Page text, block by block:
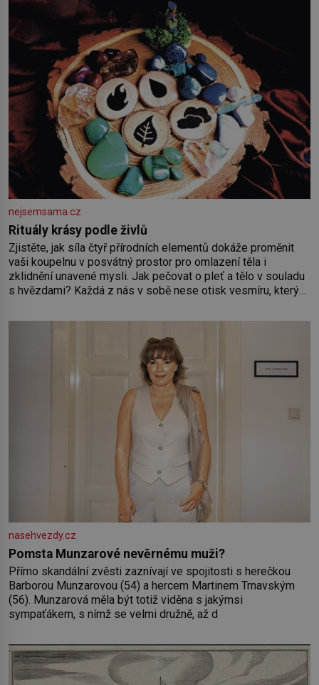
nejsemsama.cz
Rituály krásy podle živlů
Zjistěte, jak síla čtyř přírodních elementů dokáže proměnit
vaši koupelnu v posvátný prostor pro omlazení těla i
zklidnění unavené mysli. Jak pečovat o pleť a tělo v souladu
s hvězdami? Každá z nás v sobě nese otisk vesmíru, který
pokožky. Ohnivá znamení Ženy narozené ve znamení Berana,
nasehvezdy.cz
Pomsta Munzarové nevěrnému muži?
Přímo skandální zvěsti zaznívají ve spojitosti s herečkou
Barborou Munzarovou (54) a hercem Martinem Trnavským
(56). Munzarová měla být totiž viděna s jakýmsi
sympaťákem, s nímž se velmi družně, až d